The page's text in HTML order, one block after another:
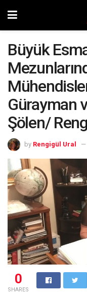
Büyük
Gürayman
Şölen/
by Rengigül Ural
0
SHARES